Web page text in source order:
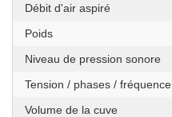
Débit d'air aspiré
Poids
Niveau de pression sonore
Tension / phases / fréquence
Volume de la cuve